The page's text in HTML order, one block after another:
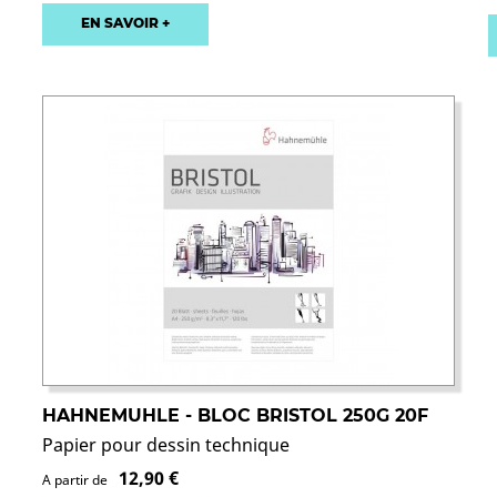
EN SAVOIR +
HAHNEMUHLE - BLOC BRISTOL 250G 20F
Papier pour dessin technique
A partir de 12,90 €